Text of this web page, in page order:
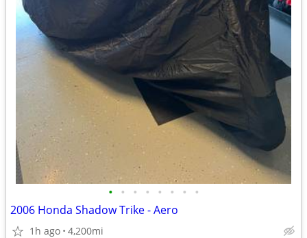
• • • • • • • •
2006 Honda Shadow Trike - Aero
1h ago 4,200mi